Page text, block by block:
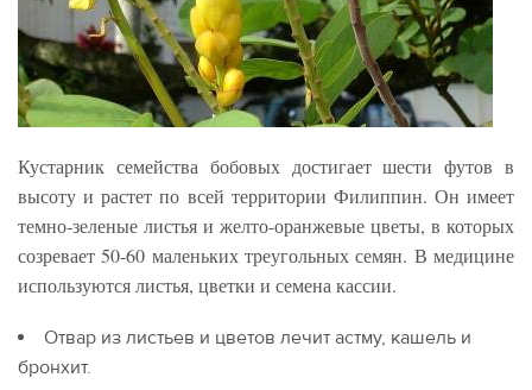
Кустарник семейства бобовых достигает шести футов в
высоту и растет по всей территории Филиппин. Он имеет
темно-зеленые листья и желто-оранжевые цветы, в которых
созревает 50-60 маленьких треугольных семян. В медицине
используются листья, цветки и семена кассии.
Отвар из листьев и цветов лечит астму, кашель и
бронхит.